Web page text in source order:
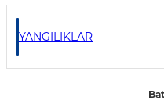
YANGILIKLAR